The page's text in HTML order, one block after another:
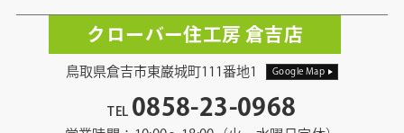
クローバー住工房 倉吉店
鳥取県倉吉市東巌城町111番地1 Google Map
TEL 0858-23-0968